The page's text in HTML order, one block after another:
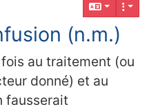
(n.m.)
au traitement (ou
donné) et au
fausserait